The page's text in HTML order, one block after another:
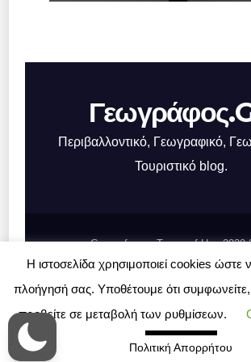
μηχανισμό πίεσης
Περιβαλλοντικό, Γεωγραφικό,
Τουριστικό blog.
Geografos.gr, Terms of Use 2020-
Σχετικά με το Γεωγράφος.GR
Η ιστοσελίδα χρησιμοποιεί cookies ώστε
πλοήγησή σας. Υποθέτουμε ότι
προβείτε σε μεταβολή των ρυθμίσεων.
ΑΠΟΔΟΧΗ
Πολιτική Απορρήτου